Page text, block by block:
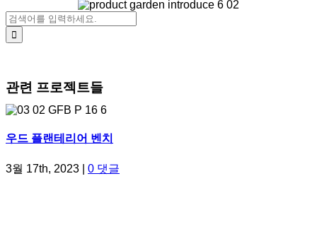
검색:
관련 프로젝트들
우드 플랜테리어 벤치
3월 17th, 2023 0 댓글